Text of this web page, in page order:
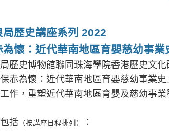
局歷史講座系列 2022
為懷：近代華南地區育嬰慈幼事業
歷史博物館聯同珠海學院香港歷史文
赤為懷：近代華南地區育嬰慈幼事業
作，重塑近代華南地區育嬰及慈幼事業
括 （按講座日程排列）
︰